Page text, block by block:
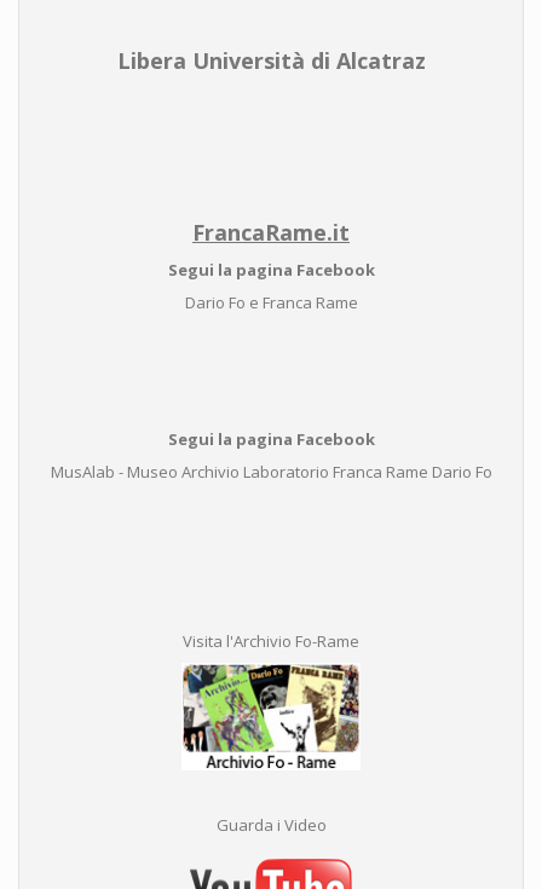
Libera Università di Alcatraz
FrancaRame.it
Segui la pagina Facebook
Dario Fo e Franca Rame
Segui la pagina Facebook
MusAlab - Museo Archivio Laboratorio Franca Rame Dario Fo
Visita l'Archivio Fo-Rame
Guarda i Video